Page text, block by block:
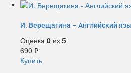
И. Верещагина – Английский
Оценка 0 из 5
690 ₽
Купить